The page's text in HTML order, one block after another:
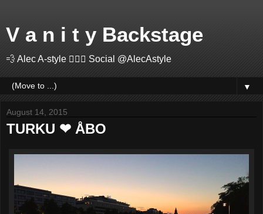
V a n i t y Backstage
💨 Alec A-style 🤽🏻‍♂️ Social @AlecAstyle
▼
August 14, 2015
TURKU ❤ ÅBO